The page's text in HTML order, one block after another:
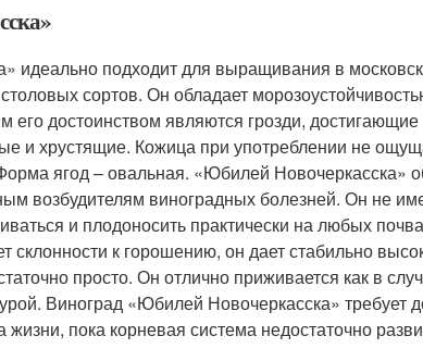
идеально подходит для выращивания в
сортов. Он обладает
его достоинством являются грозди,
и хрустящие. Кожица при употреблении не
ягод – овальная. «Юбилей Новочеркасска»
возбудителям виноградных болезней. Он не
и плодоносить практически на любых
склонности к горошению, он дает стабильно
просто. Он отлично приживается как в
Виноград «Юбилей Новочеркасска» требует
жизни, пока корневая система недостаточно